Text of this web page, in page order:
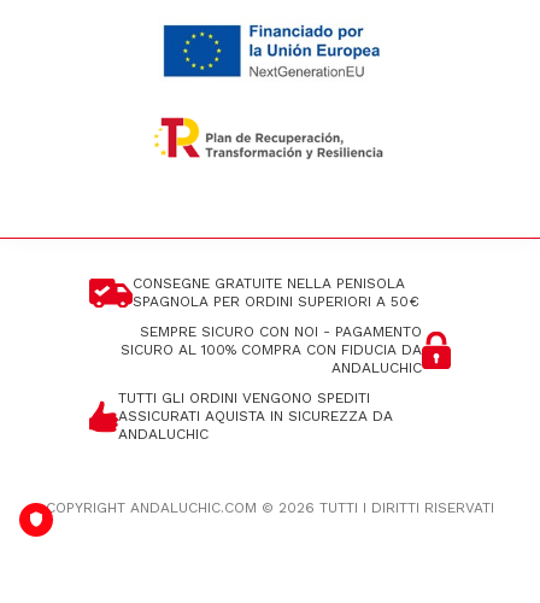
CONSEGNE GRATUITE NELLA PENISOLA
SPAGNOLA PER ORDINI SUPERIORI A 50€
SEMPRE SICURO CON NOI - PAGAMENTO
SICURO AL 100% COMPRA CON FIDUCIA DA
ANDALUCHIC
TUTTI GLI ORDINI VENGONO SPEDITI
ASSICURATI AQUISTA IN SICUREZZA DA
ANDALUCHIC
COPYRIGHT ANDALUCHIC.COM © 2026 TUTTI I DIRITTI RISERVATI